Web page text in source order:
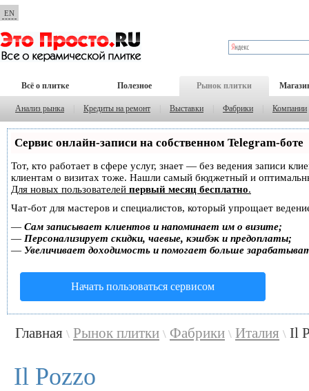
EN
Всё о плитке Полезное Рынок плитки
Анализ рынка Кредиты на ремонт Выставки Фабрики Компании
Сервис онлайн-записи на собственном Telegram-боте
Тот, кто работает в сфере услуг, знает — без ведения записи
клиентам о визитах тоже. Нашли самый бюджетный и
Для новых пользователей первый месяц бесплатно.
Чат-бот для мастеров и специалистов, который упрощает
— Сам записывает клиентов и напоминает им о визите;
— Персонализирует скидки, чаевые, кэшбэк и предоплаты;
— Увеличивает доходимость и помогает больше
Начать пользоваться сервисом
Главная \ Рынок плитки \ Фабрики \ Италия \ Il
Il Pozzo